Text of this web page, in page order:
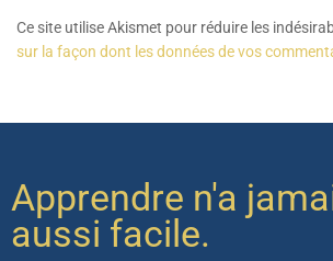
Ce site utilise Akismet pour réduire les
sur la façon dont les données de vos
Apprendre n'a
aussi facile.